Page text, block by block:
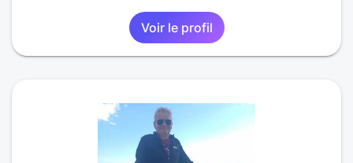
Rencontre homme La Mothe-Achard
Pays de la Loire
Voir le profil